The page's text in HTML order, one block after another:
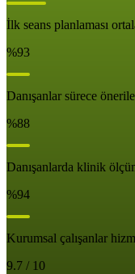
İlk seans planlaması
%93
Danışanlar sürece
%88
Danışanlarda klinik
%94
Kurumsal çalışanlar
9.7 / 10